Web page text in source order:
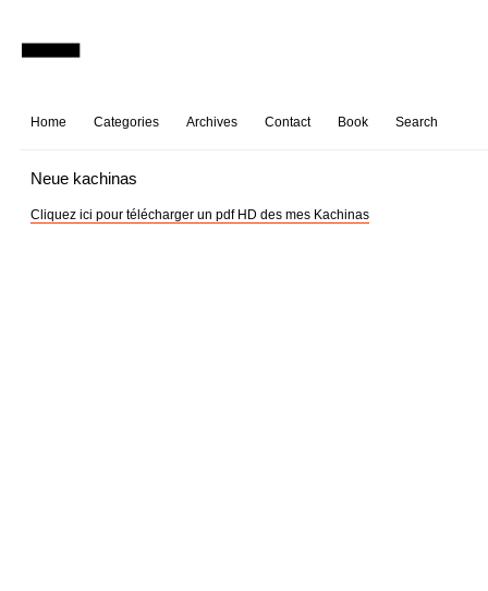
Home Categories Archives Contact Book Search
Neue kachinas
Cliquez ici pour télécharger un pdf HD des mes Kachinas